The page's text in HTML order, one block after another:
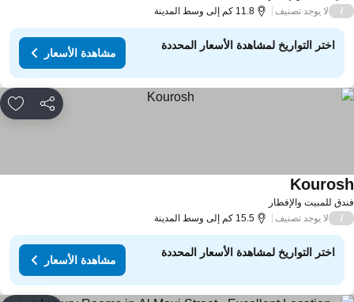
لا يوجد تصنيف 11.8 كم إلى وسط المدينة
اختر التواريخ لمشاهدة الأسعار المحددة
مشاهدة الأسعار
مشاركة
للمبيت والإفطار
مشاهدة الأسعار
لا يوجد تصنيف 15.5 كم إلى وسط المدينة
اختر التواريخ لمشاهدة الأسعار المحددة
مشاهدة الأسعار